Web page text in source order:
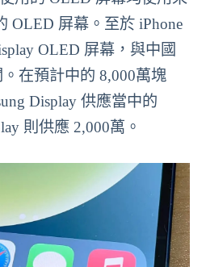
OLED 屏幕。至於 iPhone
OLED 屏幕，與中國
在預計中的 8,000萬塊
Display 供應當中的
則供應 2,000萬。